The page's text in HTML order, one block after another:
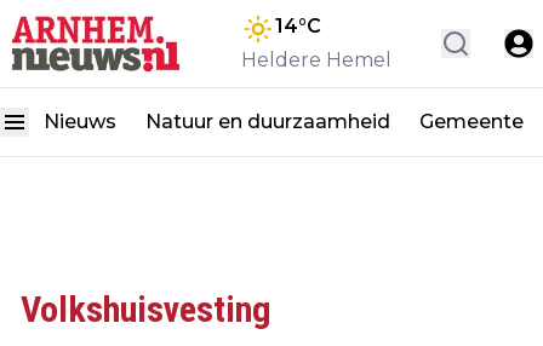
14°C
Heldere Hemel
Nieuws Natuur en duurzaamheid Gemeente
Volkshuisvesting